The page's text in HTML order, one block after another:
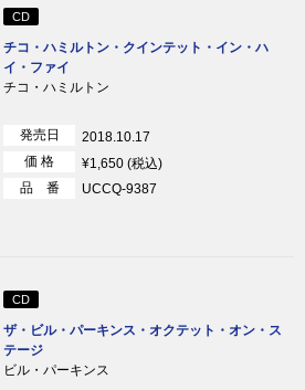
CD
チコ・ハミルトン・クインテット・イン・ハ
イ・ファイ
チコ・ハミルトン
発売日
2018.10.17
価 格
¥1,650 (税込)
品 番
UCCQ-9387
CD
ザ・ビル・パーキンス・オクテット・オン・ス
テージ
ビル・パーキンス